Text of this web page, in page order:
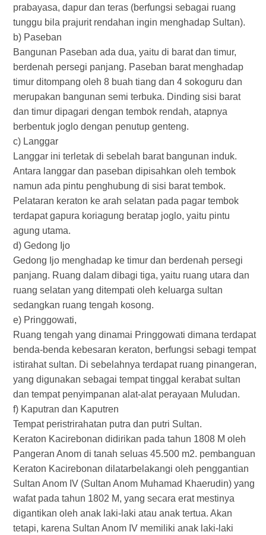
prabayasa, dapur dan teras (berfungsi sebagai ruang
tunggu bila prajurit rendahan ingin menghadap Sultan).
b) Paseban
Bangunan Paseban ada dua, yaitu di barat dan timur,
berdenah persegi panjang. Paseban barat menghadap
timur ditompang oleh 8 buah tiang dan 4 sokoguru dan
merupakan bangunan semi terbuka. Dinding sisi barat
dan timur dipagari dengan tembok rendah, atapnya
berbentuk joglo dengan penutup genteng.
c) Langgar
Langgar ini terletak di sebelah barat bangunan induk.
Antara langgar dan paseban dipisahkan oleh tembok
namun ada pintu penghubung di sisi barat tembok.
Pelataran keraton ke arah selatan pada pagar tembok
terdapat gapura koriagung beratap joglo, yaitu pintu
agung utama.
d) Gedong Ijo
Gedong Ijo menghadap ke timur dan berdenah persegi
panjang. Ruang dalam dibagi tiga, yaitu ruang utara dan
ruang selatan yang ditempati oleh keluarga sultan
sedangkan ruang tengah kosong.
e) Pringgowati,
Ruang tengah yang dinamai Pringgowati dimana terdapat
benda-benda kebesaran keraton, berfungsi sebagi tempat
istirahat sultan. Di sebelahnya terdapat ruang pinangeran,
yang digunakan sebagai tempat tinggal kerabat sultan
dan tempat penyimpanan alat-alat perayaan Muludan.
f) Kaputran dan Kaputren
Tempat peristrirahatan putra dan putri Sultan.
Keraton Kacirebonan didirikan pada tahun 1808 M oleh
Pangeran Anom di tanah seluas 45.500 m2. pembanguan
Keraton Kacirebonan dilatarbelakangi oleh penggantian
Sultan Anom IV (Sultan Anom Muhamad Khaerudin) yang
wafat pada tahun 1802 M, yang secara erat mestinya
digantikan oleh anak laki-laki atau anak tertua. Akan
tetapi, karena Sultan Anom IV memiliki anak laki-laki